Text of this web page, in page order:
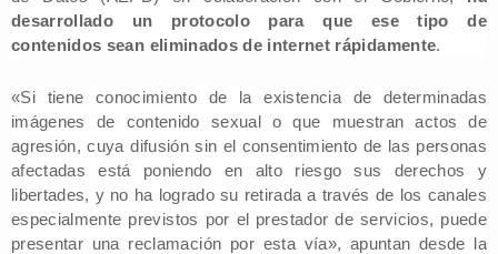
desarrollado un protocolo para que ese tipo de
contenidos sean eliminados de internet rápidamente.
«Si tiene conocimiento de la existencia de determinadas
imágenes de contenido sexual o que muestran actos de
agresión, cuya difusión sin el consentimiento de las personas
afectadas está poniendo en alto riesgo sus derechos y
libertades, y no ha logrado su retirada a través de los canales
especialmente previstos por el prestador de servicios, puede
presentar una reclamación por esta vía», apuntan desde la